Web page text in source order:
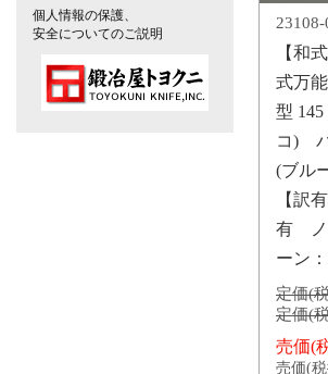
23108-
【和
式万
型
コ)
(ブル
【訳
有 ノ
ーン
定価(
定価(
売価(
売価(
個人情報の保護、
安全についてのご説明